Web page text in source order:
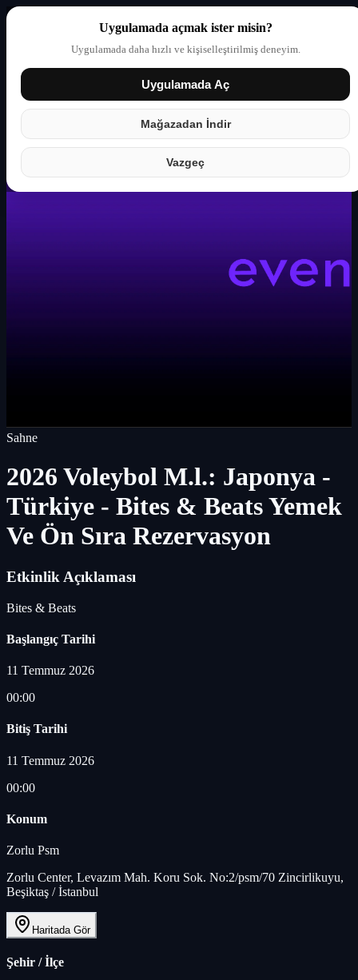
Uygulamada açmak ister misin?
Uygulamada daha hızlı ve kişiselleştirilmiş deneyim.
Uygulamada Aç
Mağazadan İndir
Vazgeç
Giriş yap Partner
Sahne
2026 Voleybol M.l.: Japonya -
Türkiye - Bites & Beats Yemek
Ve Ön Sıra Rezervasyon
Etkinlik Açıklaması
Bites & Beats
Başlangıç Tarihi
11 Temmuz 2026
00:00
Bitiş Tarihi
11 Temmuz 2026
00:00
Konum
Zorlu Psm
Zorlu Center, Levazım Mah. Koru Sok. No:2/psm/70 Zincirlikuyu,
Beşiktaş / İstanbul
Haritada Gör
Şehir / İlçe